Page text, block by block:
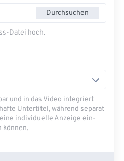
Durchsuchen
Datei hoch.
und in das Video integriert
Untertitel, während separat
individuelle Anzeige ein-
können.